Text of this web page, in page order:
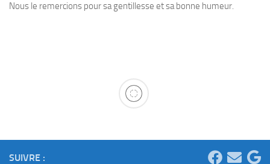
Nous le remercions pour sa gentillesse et sa bonne humeur.
SUIVRE :